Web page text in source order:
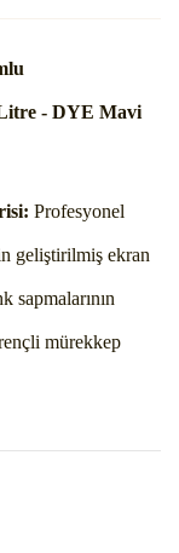
- DYE Mavi
Profesyonel
geliştirilmiş ekran
sapmalarının
mürekkep